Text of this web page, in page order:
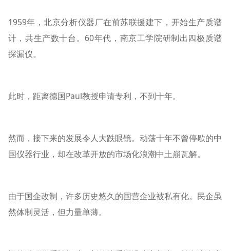
1959年，北京分析仪器厂在前苏联援建下，开始生产质谱
计，共生产数十台。60年代，南京工学院研制出四极质谱
探漏仪。
此时，距离德国Paul教授申请专利，不到十年。
然而，接下来的发展令人大跌眼镜。动荡十年不曾停歇的中
国仪器行业，却在改革开放的市场化浪潮中土崩瓦解。
由于国企改制，许多历史悠久的国营企业被私有化。民企虽
然体制灵活，但力量单薄。